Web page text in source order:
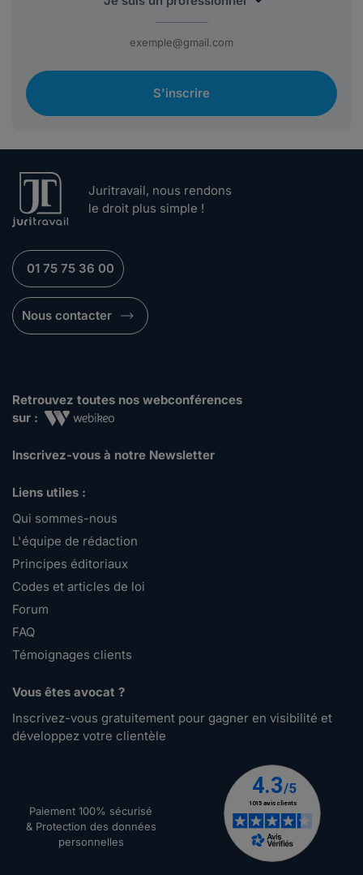
S'inscrire
Juritravail, nous rendons
le droit plus simple !
01 75 75 36 00
Nous contacter
Retrouvez toutes nos webconférences
sur :
Inscrivez-vous à notre Newsletter
Liens utiles :
Qui sommes-nous
L'équipe de rédaction
Principes éditoriaux
Codes et articles de loi
Forum
FAQ
Témoignages clients
Vous êtes avocat ?
Inscrivez-vous gratuitement pour gagner en visibilité et
développez votre clientèle
Paiement 100% sécurisé
& Protection des données
personnelles